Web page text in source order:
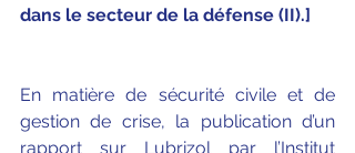
dans le secteur de la défense (II).]
En matière de sécurité civile et de
gestion de crise, la publication d’un
rapport sur Lubrizol par l’Institut